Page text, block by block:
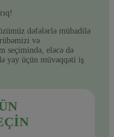
dəfələrlə mübadilə
və
seçimində, eləcə də
yay üçün müvəqqəti iş